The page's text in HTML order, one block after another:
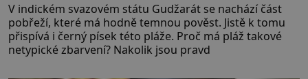
V indickém svazovém státu Gudžarát se nachází část
pobřeží, které má hodně temnou pověst. Jistě k tomu
přispívá i černý písek této pláže. Proč má pláž takové
netypické zbarvení? Nakolik jsou pravd